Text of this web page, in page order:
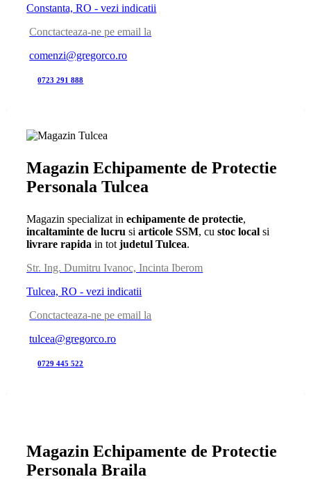
Constanta, RO - vezi indicatii
Conctacteaza-ne pe email la
comenzi@gregorco.ro
0723 291 888
Magazin Echipamente de Protectie
Personala Tulcea
Magazin specializat inechipamente de protectie,
incaltaminte de lucru siarticole SSM, cu stoc local si
livrare rapida in totjudetul Tulcea.
Str. Ing. Dumitru Ivanoc, Incinta Iberom
Tulcea, RO - vezi indicatii
Conctacteaza-ne pe email la
tulcea@gregorco.ro
0729 445 522
Magazin Echipamente de Protectie
Personala Braila